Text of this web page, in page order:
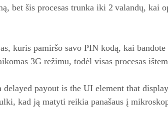
bet šis procesas trunka iki 2 valandų, kai
kuris pamiršo savo PIN kodą, kai
3G režimu, todėl visas procesas
payout is the UI element that
kad ją matyti reikia panašaus į